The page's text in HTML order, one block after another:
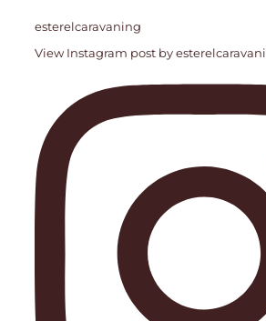
esterelcaravaning
View Instagram post by